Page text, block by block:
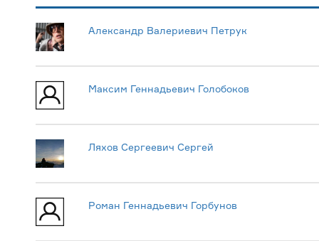
Александр Валериевич Петрук
Максим Геннадьевич Голобоков
Ляхов Сергеевич Сергей
Роман Геннадьевич Горбунов